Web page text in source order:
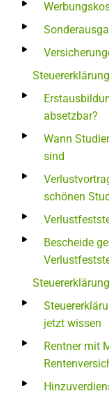
absetzbar?
Wann
sind
schönen
Bescheide
jetzt wissen
Rentner mit